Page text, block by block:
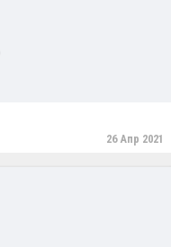
26 Апр 2021